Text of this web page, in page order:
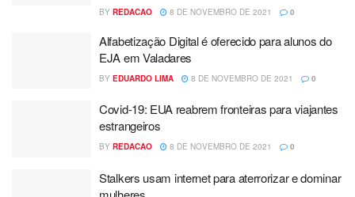
BY REDACAO 8 DE NOVEMBRO DE 2021 0
Alfabetização Digital é oferecido para alunos do
EJA em Valadares
BY EDUARDO LIMA 8 DE NOVEMBRO DE 2021 0
Covid-19: EUA reabrem fronteiras para viajantes
estrangeiros
BY REDACAO 8 DE NOVEMBRO DE 2021 0
Stalkers usam internet para aterrorizar e dominar